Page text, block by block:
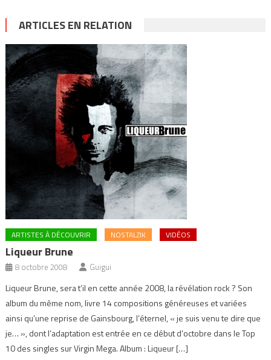
ARTICLES EN RELATION
ARTISTES À DÉCOUVRIR NOSTALZIK VIDÉOS
Liqueur Brune
8 octobre 2008 Guigui
Liqueur Brune, sera t’il en cette année 2008, la révélation rock ? Son
album du même nom, livre 14 compositions généreuses et variées
ainsi qu’une reprise de Gainsbourg, l’éternel, « je suis venu te dire que
je… », dont l’adaptation est entrée en ce début d’octobre dans le Top
10 des singles sur Virgin Mega. Album : Liqueur […]